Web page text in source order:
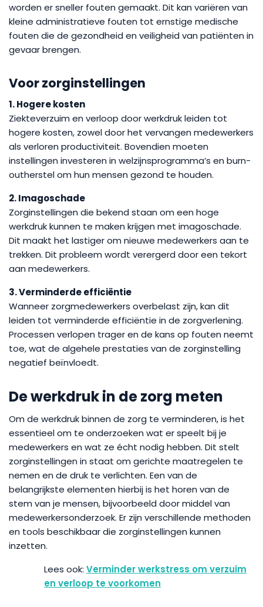
worden er sneller fouten gemaakt. Dit kan variëren van
kleine administratieve fouten tot ernstige medische
fouten die de gezondheid en veiligheid van patiënten in
gevaar brengen.
Voor zorginstellingen
1. Hogere kosten
Ziekteverzuim en verloop door werkdruk leiden tot
hogere kosten, zowel door het vervangen medewerkers
als verloren productiviteit. Bovendien moeten
instellingen investeren in welzijnsprogramma’s en burn-
outherstel om hun mensen gezond te houden.
2. Imagoschade
Zorginstellingen die bekend staan om een hoge
werkdruk kunnen te maken krijgen met imagoschade.
Dit maakt het lastiger om nieuwe medewerkers aan te
trekken. Dit probleem wordt verergerd door een tekort
aan medewerkers.
3. Verminderde efficiëntie
Wanneer zorgmedewerkers overbelast zijn, kan dit
leiden tot verminderde efficiëntie in de zorgverlening.
Processen verlopen trager en de kans op fouten neemt
toe, wat de algehele prestaties van de zorginstelling
negatief beïnvloedt.
De werkdruk in de zorg meten
Om de werkdruk binnen de zorg te verminderen, is het
essentieel om te onderzoeken wat er speelt bij je
medewerkers en wat ze écht nodig hebben. Dit stelt
zorginstellingen in staat om gerichte maatregelen te
nemen en de druk te verlichten. Een van de
belangrijkste elementen hierbij is het horen van de
stem van je mensen, bijvoorbeeld door middel van
medewerkersonderzoek. Er zijn verschillende methoden
en tools beschikbaar die zorginstellingen kunnen
inzetten.
Verminder werkstress om verzuim
en verloop te voorkomen